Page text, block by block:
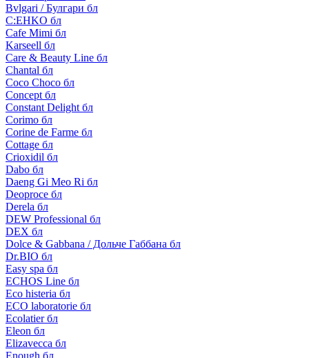
Bvlgari / Булгари бл
C:EHKO бл
Cafe Mimi бл
Karseell бл
Care & Beauty Line бл
Chantal бл
Coco Choco бл
Concept бл
Constant Delight бл
Corimo бл
Corine de Farme бл
Cottage бл
Crioxidil бл
Dabo бл
Daeng Gi Meo Ri бл
Deoproce бл
Derela бл
DEW Professional бл
DEX бл
Dolce & Gabbana / Дольче Габбана бл
Dr.BIO бл
Easy spa бл
ECHOS Line бл
Eco histeria бл
ECO laboratorie бл
Ecolatier бл
Eleon бл
Elizavecca бл
Enough бл